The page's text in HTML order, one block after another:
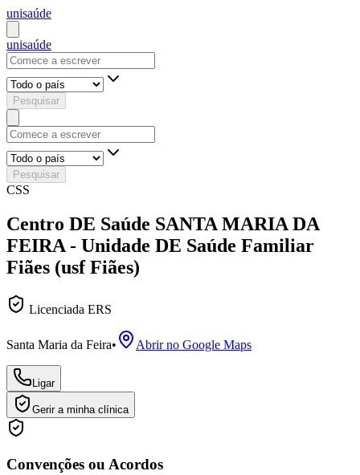
unisaúde
unisaúde
Pesquisar
Pesquisar
CSS
Centro DE Saúde SANTA MARIA DA
FEIRA - Unidade DE Saúde Familiar
Fiães (usf Fiães)
Licenciada ERS
Santa Maria da Feira• Abrir no Google Maps
Ligar
Gerir a minha clínica
Convenções ou Acordos